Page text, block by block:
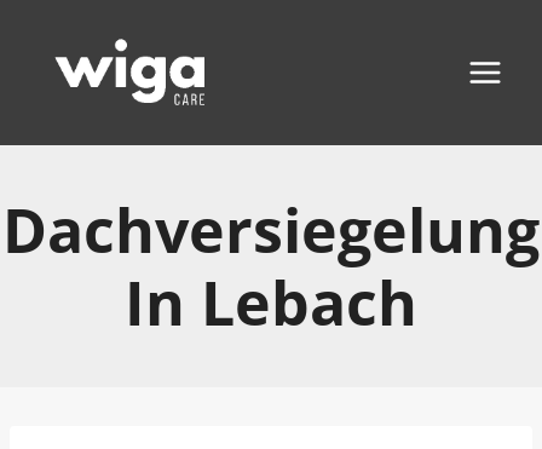
Inhalt
springen
Dachversiegelung
In Lebach